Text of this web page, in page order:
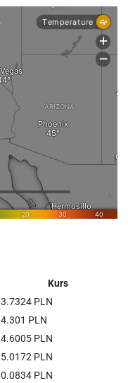
Kurs
3.7324 PLN
4.301 PLN
4.6005 PLN
5.0172 PLN
0.0834 PLN